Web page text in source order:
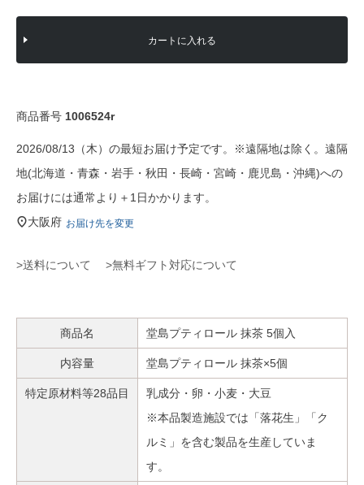
カートに入れる
商品番号 1006524r
2026/08/13（木）の最短お届け予定です。※遠隔地は除く。遠隔
地(北海道・青森・岩手・秋田・長崎・宮崎・鹿児島・沖縄)への
お届けには通常より＋1日かかります。
大阪府 お届け先を変更
>送料について >無料ギフト対応について
商品名 堂島プティロール 抹茶 5個入
内容量 堂島プティロール 抹茶×5個
特定原材料等28品目
乳成分・卵・小麦・大豆
※本品製造施設では「落花生」「ク
ルミ」を含む製品を生産していま
す。